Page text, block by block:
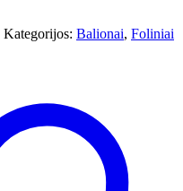
Kategorijos: Balionai, Foliniai